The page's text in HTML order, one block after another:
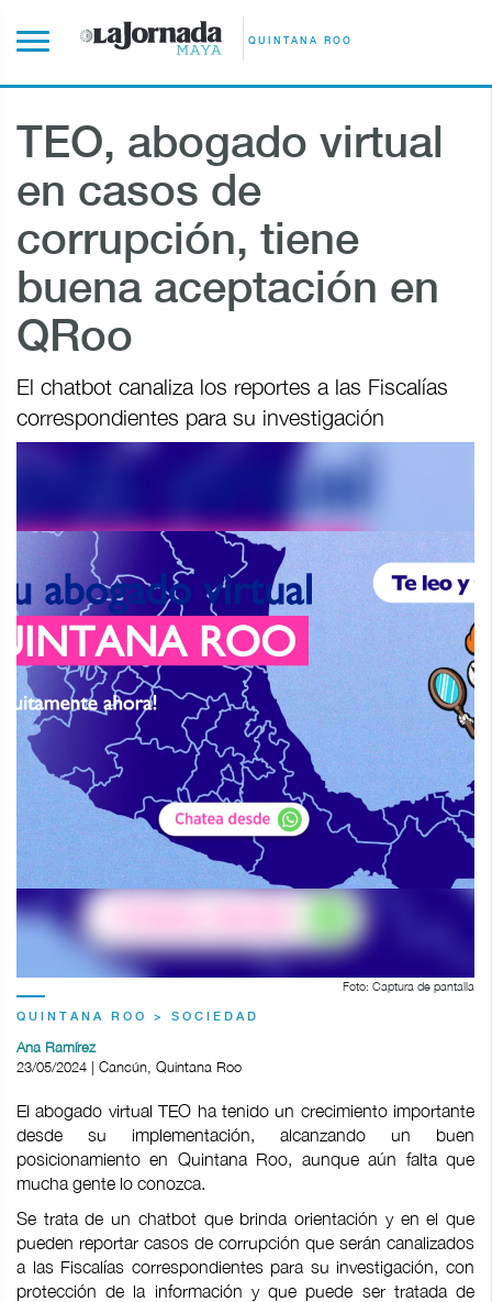
QUINTANA ROO
TEO, abogado virtual
en casos de
corrupción, tiene
buena aceptación en
QRoo
El chatbot canaliza los reportes a las Fiscalías
correspondientes para su investigación
Foto: Captura de pantalla
QUINTANA ROO > SOCIEDAD
Ana Ramírez
23/05/2024 | Cancún, Quintana Roo
El abogado virtual TEO ha tenido un crecimiento importante
desde su implementación, alcanzando un buen
posicionamiento en Quintana Roo, aunque aún falta que
mucha gente lo conozca.
Se trata de un chatbot que brinda orientación y en el que
pueden reportar casos de corrupción que serán canalizados
a las Fiscalías correspondientes para su investigación, con
protección de la información y que puede ser tratada de